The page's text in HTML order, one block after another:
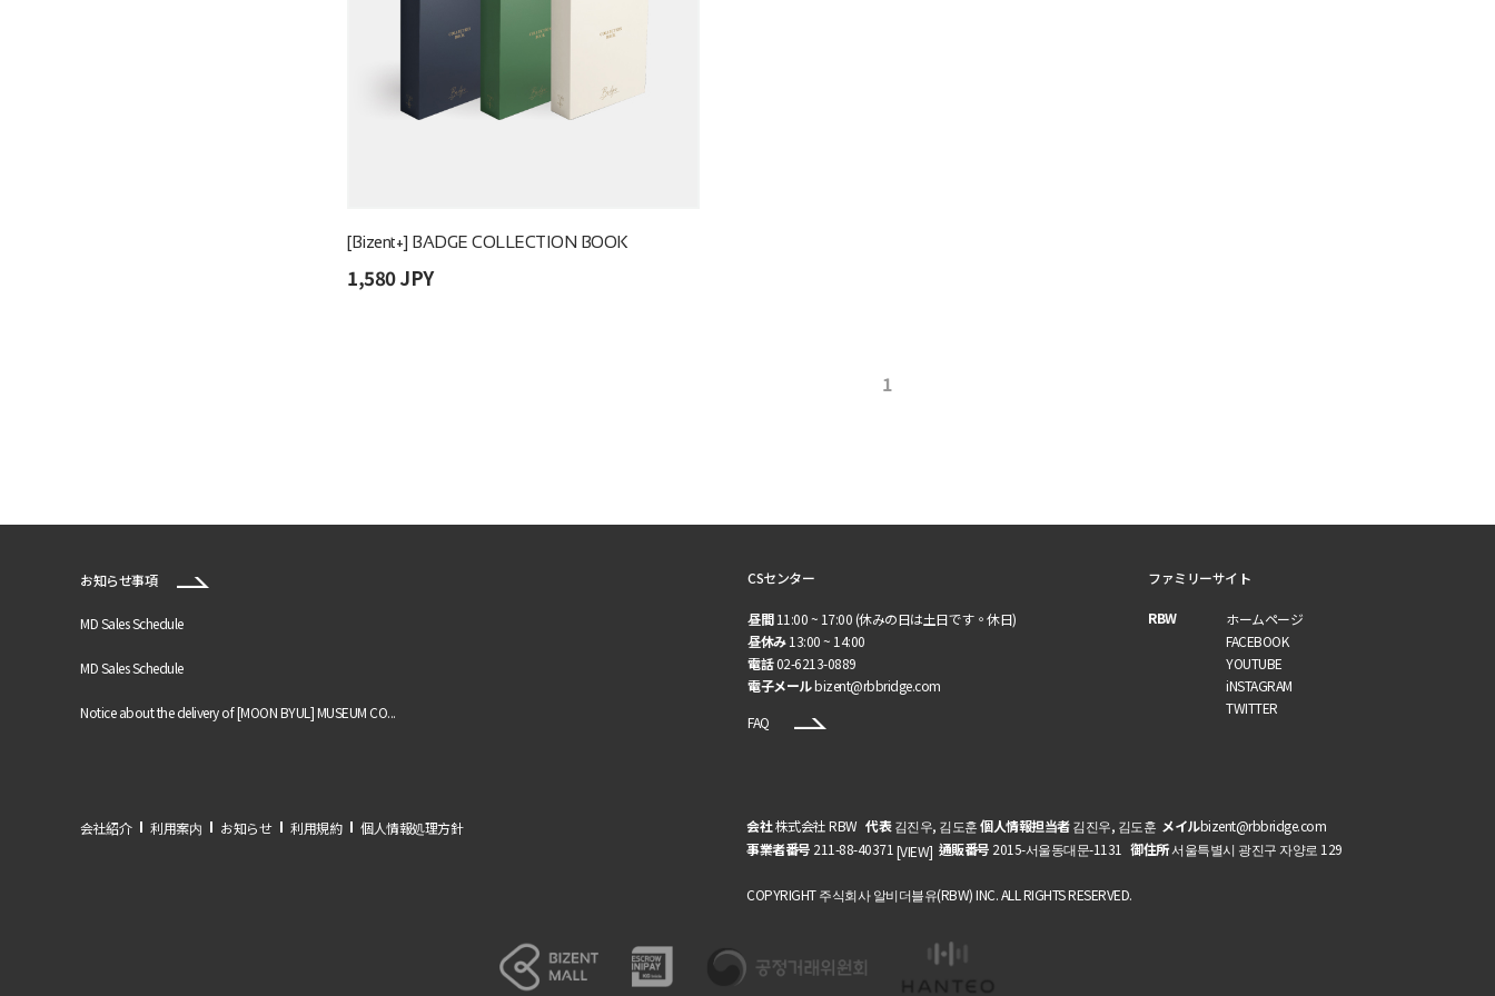
[Bizent+] BADGE COLLECTION BOOK
1,580 JPY
1
お知らせ事項
MD Sales Schedule
MD Sales Schedule
Notice about the delivery of [MOON BYUL] MUSEUM CO...
CSセンター
昼間11:00 ~ 17:00 (休みの日は土日です。休日)
昼休み13:00 ~ 14:00
電話02-6213-0889
電子メールbizent@rbbridge.com
FAQ
ファミリーサイト
RBW
ホームページ
FACEBOOK
YOUTUBE
iNSTAGRAM
TWITTER
会社紹介 利用案内 お知らせ 利用規約 個人情報処理方針 会社株式会社 RBW 代表김진우, 김도훈個人情報担当者김진우, 김도훈 メイルbizent@rbbridge.com
事業者番号 211-88-40371 [VIEW] 通販番号 2015-서울동대문-1131 御住所서울특별시 광진구 자양로 129
COPYRIGHT 주식회사 알비더블유(RBW) INC. ALL RIGHTS RESERVED.